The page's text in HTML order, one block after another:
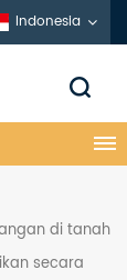
Indonesia
di tanah
secara